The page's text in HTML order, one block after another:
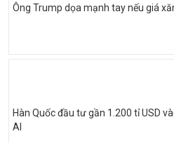
Ông Trump dọa mạnh tay nếu giá
Hàn Quốc đầu tư gần 1.200 tỉ USD
AI